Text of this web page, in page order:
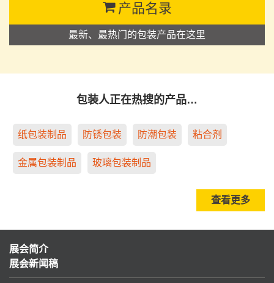
产品名录
最新、最热门的包装产品在这里
包装人正在热搜的产品…
纸包装制品 防锈包装 防潮包装 粘合剂
金属包装制品 玻璃包装制品
查看更多
展会简介
展会新闻稿